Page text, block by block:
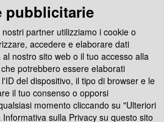
la nuova app per stampare
un codice Spotify
Neutral!
pubblicitarie
partner utilizziamo i cookie o
accedere e elaborare dati
nostro sito web o il tuo accesso alla
potrebbero essere elaborati
del dispositivo, il tipo di browser e le
il tuo consenso o opporsi
momento cliccando su "Ulteriori
sulla Privacy su questo sito